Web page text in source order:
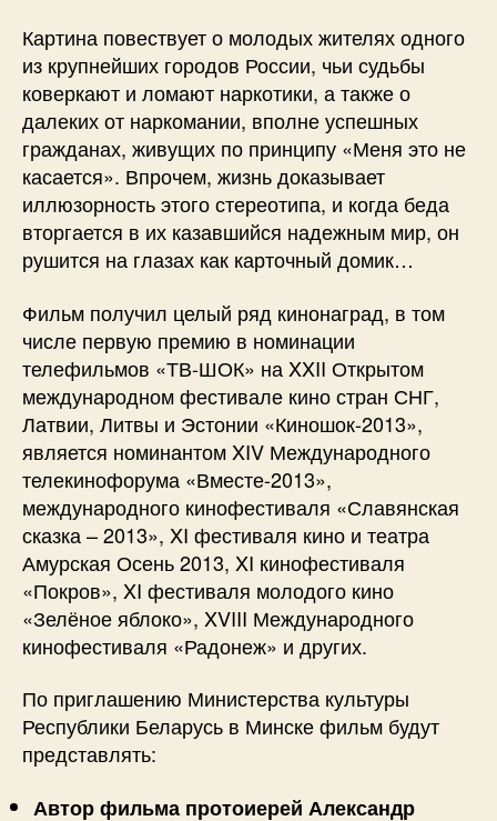
Картина повествует о молодых жителях одного
из крупнейших городов России, чьи судьбы
коверкают и ломают наркотики, а также о
далеких от наркомании, вполне успешных
гражданах, живущих по принципу «Меня это не
касается». Впрочем, жизнь доказывает
иллюзорность этого стереотипа, и когда беда
вторгается в их казавшийся надежным мир, он
рушится на глазах как карточный домик…
Фильм получил целый ряд кинонаград, в том
числе первую премию в номинации
телефильмов «ТВ-ШОК» на XXII Открытом
международном фестивале кино стран СНГ,
Латвии, Литвы и Эстонии «Киношок-2013»,
является номинантом XIV Международного
телекинофорума «Вместе-2013»,
международного кинофестиваля «Славянская
сказка – 2013», XI фестиваля кино и театра
Амурская Осень 2013, XI кинофестиваля
«Покров», XI фестиваля молодого кино
«Зелёное яблоко», XVIII Международного
кинофестиваля «Радонеж» и других.
По приглашению Министерства культуры
Республики Беларусь в Минске фильм будут
представлять:
Автор фильма протоиерей Александр